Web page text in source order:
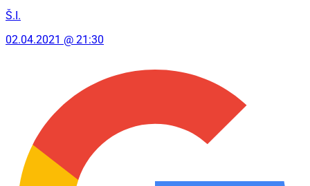
Š.I.
02.04.2021 @ 21:30